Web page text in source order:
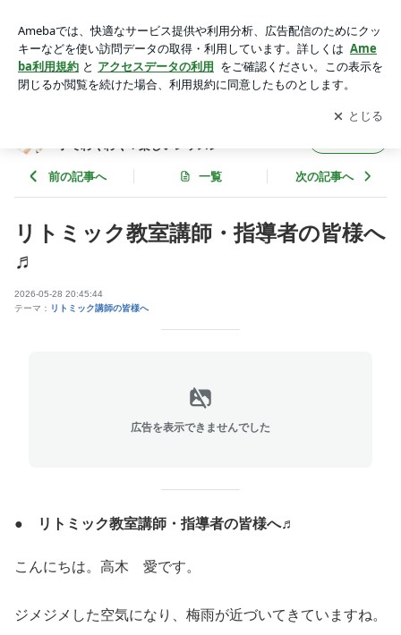
トミック レッスンネタ 講師向け講座 | 千歳船橋・経堂の
リトミック・ピアノ教室♪親子でわくわく！楽しいレッスン
アプリをダウンロードして ブログの更新通知
を受け取りまし
ょう。
開く
子でわくわく！楽しいレッスン
前の記事へ 一覧 次の記事へ
リトミック教室講師・指導者の皆様へ
♬
2026-05-28 20:45:44
テーマ： リトミック講師の皆様へ
広告を表示できませんでした
● リトミック教室講師・指導者の皆様へ♬
こんにちは。高木 愛です。
ジメジメした空気になり、梅雨が近づいてきていますね。